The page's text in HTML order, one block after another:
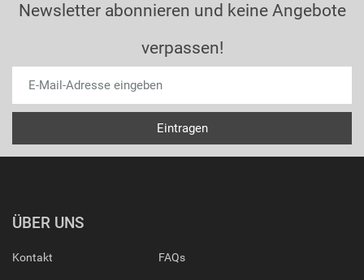
Newsletter abonnieren und keine Angebote
verpassen!
ÜBER UNS
Kontakt FAQs